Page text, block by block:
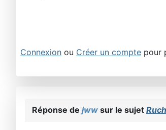
Connexion ou Créer un compte pour
Réponse de jww sur le sujet